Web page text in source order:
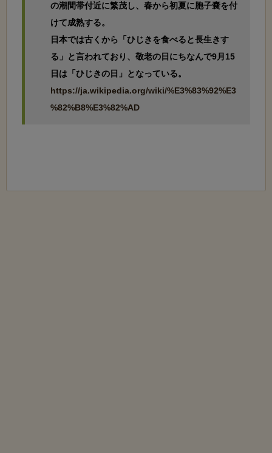
の潮間帯付近に繁茂し、春から初夏に胞子嚢を付
けて成熟する。
日本では古くから「ひじきを食べると長生きす
る」と言われており、敬老の日にちなんで9月15
https://ja.wikipedia.org/wiki/%E3%83%92%E3
%82%B8%E3%82%AD